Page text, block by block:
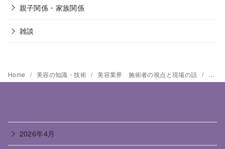
親子関係・家族関係
雑談
Home 美容の知識・技術 美容業界 施術者の視点と現場の話
2026年4月